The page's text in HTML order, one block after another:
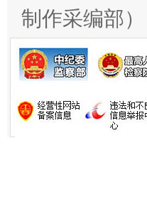
制作采编部）